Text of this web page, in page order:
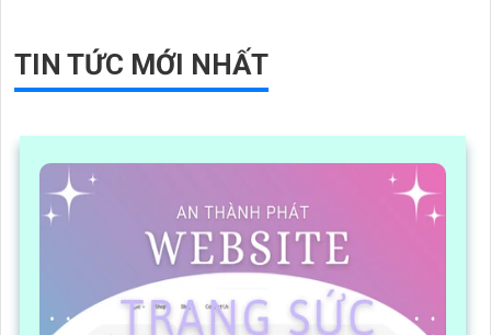
TIN TỨC MỚI NHẤT